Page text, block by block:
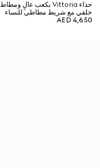
حذاء Vittoria بكعب عالٍ ومطاط
خلفي مع شريط مطاطي للنساء
AED 4,650